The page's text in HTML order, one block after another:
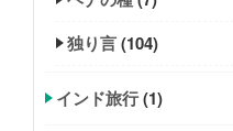
独り言(104)
インド旅行(1)